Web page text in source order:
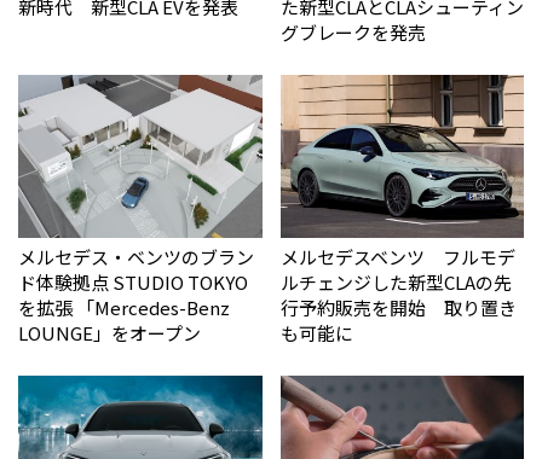
新時代 新型CLA EVを発表
た新型CLAとCLAシューティン
グブレークを発売
メルセデス・ベンツのブラン
ド体験拠点 STUDIO TOKYO
を拡張 「Mercedes-Benz
LOUNGE」をオープン
メルセデスベンツ フルモデ
ルチェンジした新型CLAの先
行予約販売を開始 取り置き
も可能に